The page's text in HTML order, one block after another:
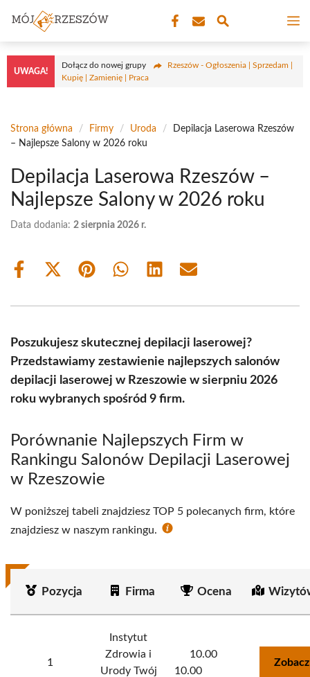
treści
UWAGA!
Dołącz do nowej grupy
Rzeszów - Ogłoszenia | Sprzedam |
Kupię | Zamienię | Praca
Strona główna / Firmy / Uroda /
Depilacja Laserowa Rzeszów
– Najlepsze Salony w 2026 roku
Depilacja Laserowa Rzeszów –
Najlepsze Salony w 2026 roku
Data dodania: 2 sierpnia 2026 r.
Share
Share
(Twitter)
Share Share Share Share
Poszukujesz skutecznej depilacji laserowej?
Przedstawiamy zestawienie najlepszych salonów
depilacji laserowej w Rzeszowie w sierpniu 2026
roku wybranych spośród 9 firm.
Porównanie Najlepszych Firm w
Rankingu Salonów Depilacji Laserowej
w Rzeszowie
W poniższej tabeli znajdziesz TOP 5 polecanych firm, które
znajdziesz w naszym rankingu.
Pozycja Firma Ocena
1
Instytut
Zdrowia i
Urody Twój
10.00
10.00